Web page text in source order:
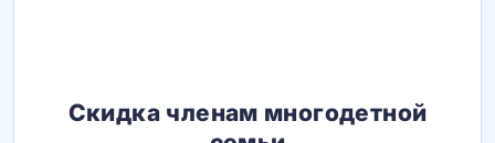
Скидка членам многодетной